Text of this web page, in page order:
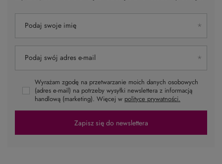
Podaj swoje imię
Podaj swój adres e-mail
Wyrażam zgodę na przetwarzanie moich danych osobowych
(adres e-mail) na potrzeby wysyłki newslettera z informacją
handlową (marketing). Więcej w polityce prywatności.
Zapisz się do newslettera